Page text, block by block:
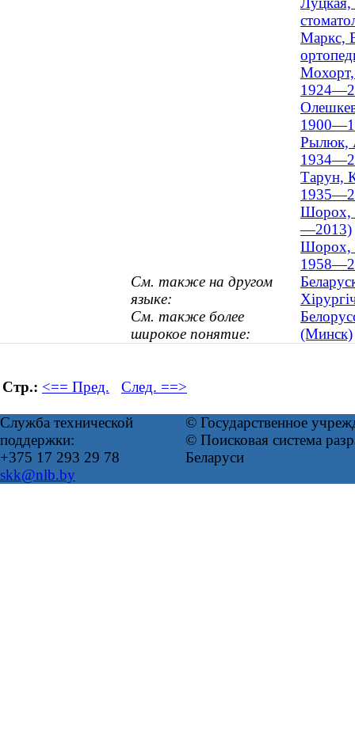
Маркс,
Мохорт,
Рылюк,
Тарун,
Шорох,
—2013)
Шорох,
См. также на другом
языке:
См. также более
широкое понятие:
(Минск)
Стр.: <== Пред. След. ==>
Служба технической
поддержки:
+375 17 293 29 78
skk@nlb.by
© Государственное
© Поисковая система
Беларуси